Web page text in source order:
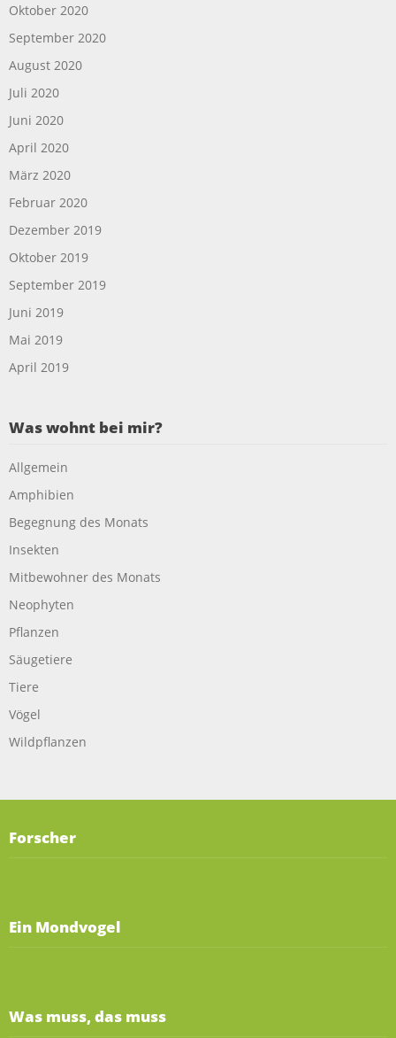
Oktober 2020
September 2020
August 2020
Juli 2020
Juni 2020
April 2020
März 2020
Februar 2020
Dezember 2019
Oktober 2019
September 2019
Juni 2019
Mai 2019
April 2019
Was wohnt bei mir?
Allgemein
Amphibien
Begegnung des Monats
Insekten
Mitbewohner des Monats
Neophyten
Pflanzen
Säugetiere
Tiere
Vögel
Wildpflanzen
Forscher
Ein Mondvogel
Was muss, das muss